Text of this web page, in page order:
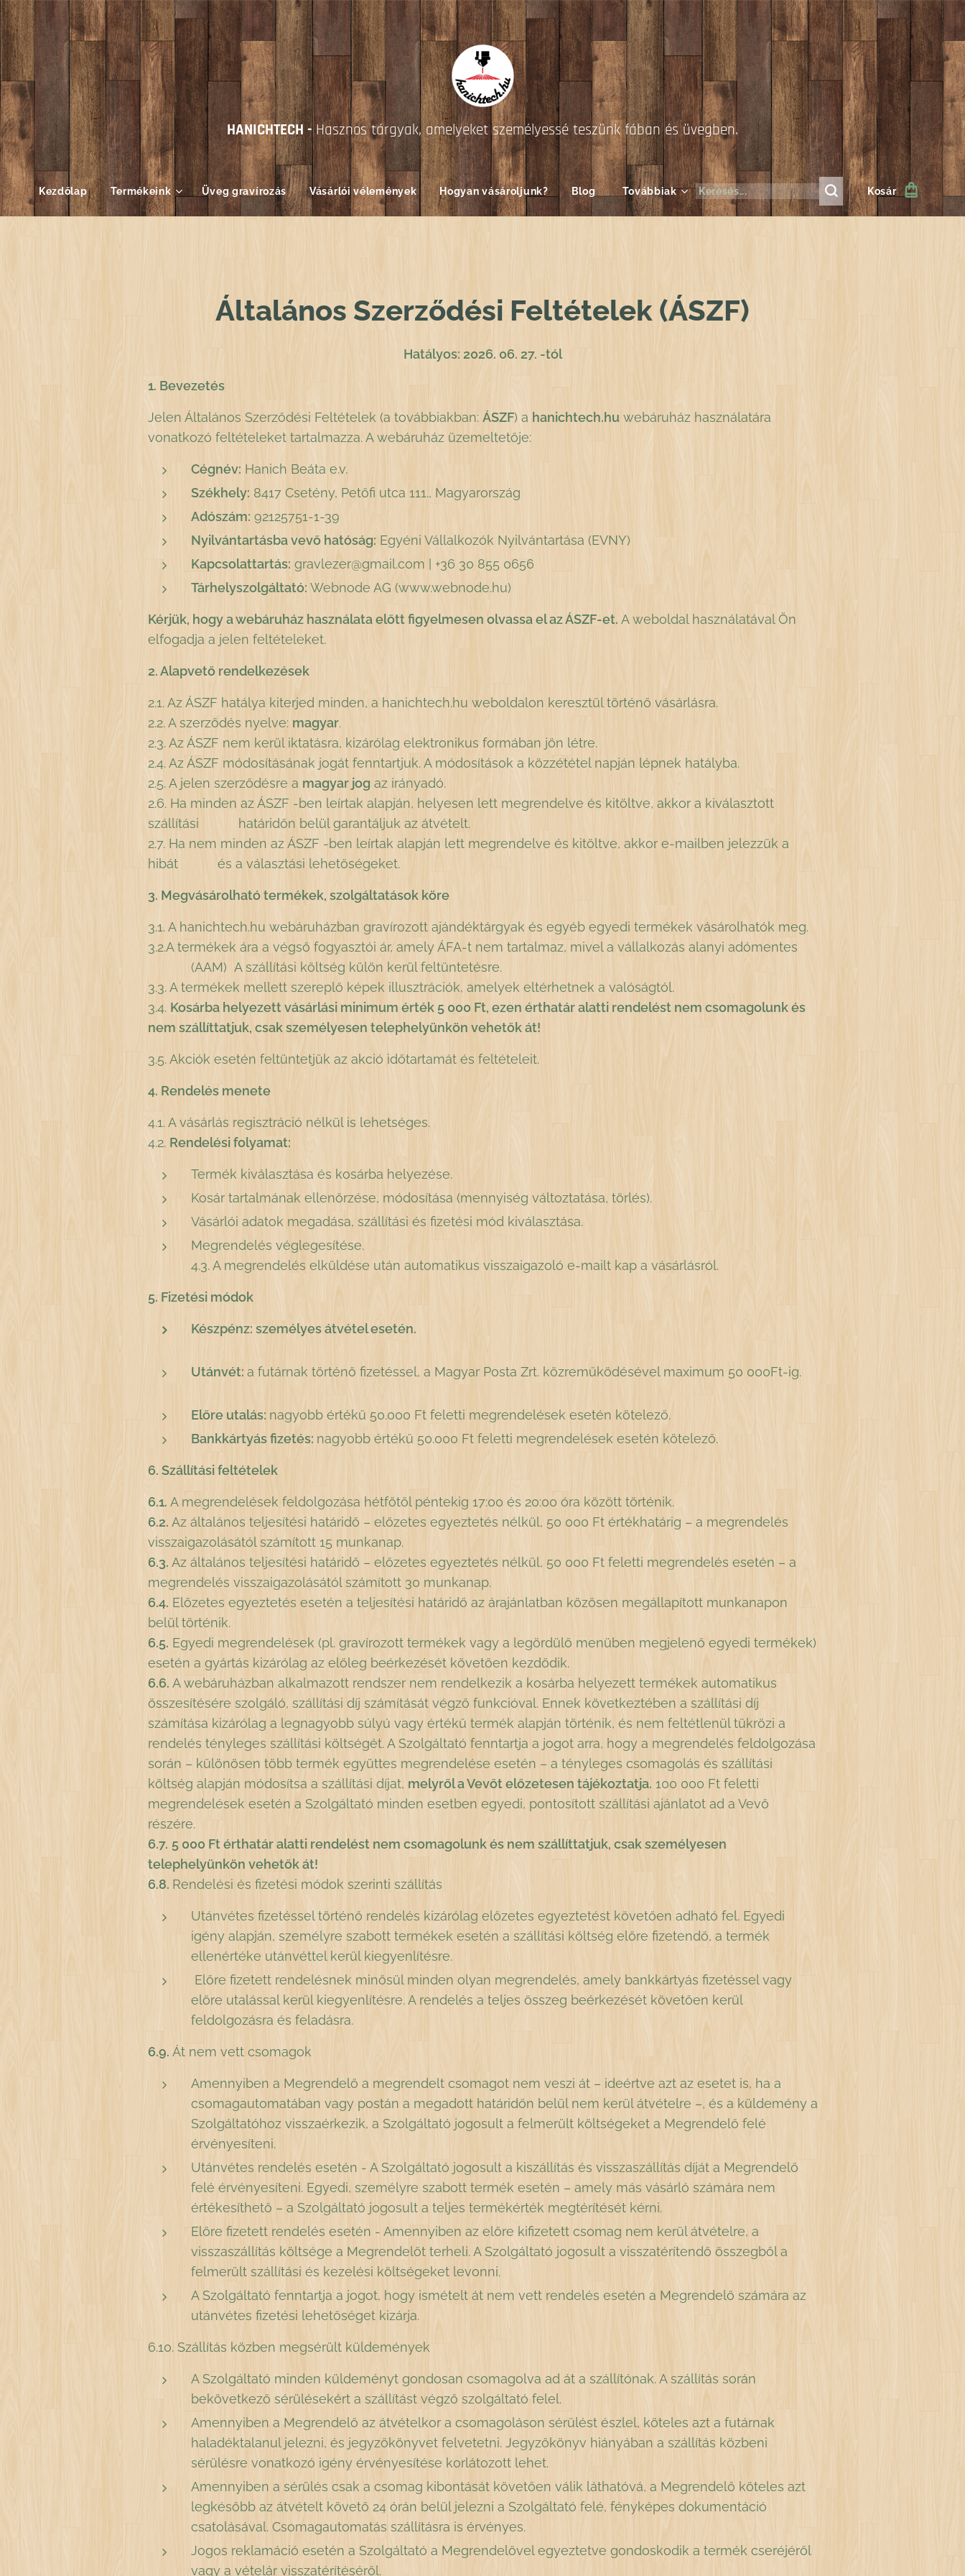
HANICHTECH -Hasznos tárgyak, amelyeket személyessé teszünk fában és üvegben.
Kezdőlap Termékeink Üveg gravírozás Vásárlói vélemények Hogyan vásároljunk? Blog Továbbiak Kosár
Általános Szerződési Feltételek (ÁSZF)
Hatályos: 2026. 06. 27. -tól
1. Bevezetés
Jelen Általános Szerződési Feltételek (a továbbiakban: ÁSZF) a hanichtech.hu webáruház használatára
vonatkozó feltételeket tartalmazza. A webáruház üzemeltetője:
Cégnév: Hanich Beáta e.v.
Székhely: 8417 Csetény, Petőfi utca 111., Magyarország
Adószám: 92125751-1-39
Nyilvántartásba vevő hatóság: Egyéni Vállalkozók Nyilvántartása (EVNY)
Kapcsolattartás: gravlezer@gmail.com | +36 30 855 0656
Tárhelyszolgáltató: Webnode AG (www.webnode.hu)
Kérjük, hogy a webáruház használata előtt figyelmesen olvassa el az ÁSZF-et. A weboldal használatával Ön
elfogadja a jelen feltételeket.
2. Alapvető rendelkezések
2.1. Az ÁSZF hatálya kiterjed minden, a hanichtech.hu weboldalon keresztül történő vásárlásra.
2.2. A szerződés nyelve:magyar.
2.3. Az ÁSZF nem kerül iktatásra, kizárólag elektronikus formában jön létre.
2.4. Az ÁSZF módosításának jogát fenntartjuk. A módosítások a közzététel napján lépnek hatályba.
2.5. A jelen szerződésre a magyar jog az irányadó.
2.6. Ha minden az ÁSZF -ben leírtak alapján, helyesen lett megrendelve és kitöltve, akkor a kiválasztott
szállítási határidőn belül garantáljuk az átvételt.
2.7. Ha nem minden az ÁSZF -ben leírtak alapján lett megrendelve és kitöltve, akkor e-mailben jelezzük a
hibát és a választási lehetőségeket.
3. Megvásárolható termékek, szolgáltatások köre
3.1. A hanichtech.hu webáruházban gravírozott ajándéktárgyak és egyéb egyedi termékek vásárolhatók meg.
3.2.A termékek ára a végső fogyasztói ár, amely ÁFA-t nem tartalmaz, mivel a vállalkozás alanyi adómentes
(AAM) A szállítási költség külön kerül feltüntetésre.
3.3. A termékek mellett szereplő képek illusztrációk, amelyek eltérhetnek a valóságtól.
3.4. Kosárba helyezett vásárlási minimum érték 5 000 Ft, ezen érthatár alatti rendelést nem csomagolunk és
nem szállíttatjuk, csak személyesen telephelyünkön vehetők át!
3.5. Akciók esetén feltüntetjük az akció időtartamát és feltételeit.
4. Rendelés menete
4.1. A vásárlás regisztráció nélkül is lehetséges.
4.2. Rendelési folyamat:
Termék kiválasztása és kosárba helyezése.
Kosár tartalmának ellenőrzése, módosítása (mennyiség változtatása, törlés).
Vásárlói adatok megadása, szállítási és fizetési mód kiválasztása.
Megrendelés véglegesítése.
4.3. A megrendelés elküldése után automatikus visszaigazoló e-mailt kap a vásárlásról.
5. Fizetési módok
Készpénz: személyes átvétel esetén.
Utánvét: a futárnak történő fizetéssel, a Magyar Posta Zrt. közreműködésével maximum 50 000Ft-ig.
Előre utalás: nagyobb értékű 50.000 Ft feletti megrendelések esetén kötelező.
Bankkártyás fizetés: nagyobb értékű 50.000 Ft feletti megrendelések esetén kötelező.
6. Szállítási feltételek
6.1. A megrendelések feldolgozása hétfőtől péntekig 17:00 és 20:00 óra között történik.
6.2. Az általános teljesítési határidő – előzetes egyeztetés nélkül, 50 000 Ft értékhatárig – a megrendelés
visszaigazolásától számított 15 munkanap.
6.3. Az általános teljesítési határidő – előzetes egyeztetés nélkül, 50 000 Ft feletti megrendelés esetén – a
megrendelés visszaigazolásától számított 30 munkanap.
6.4. Előzetes egyeztetés esetén a teljesítési határidő az árajánlatban közösen megállapított munkanapon
belül történik.
6.5. Egyedi megrendelések (pl. gravírozott termékek vagy a legördülő menüben megjelenő egyedi termékek)
esetén a gyártás kizárólag az előleg beérkezését követően kezdődik.
6.6. A webáruházban alkalmazott rendszer nem rendelkezik a kosárba helyezett termékek automatikus
összesítésére szolgáló, szállítási díj számítását végző funkcióval. Ennek következtében a szállítási díj
számítása kizárólag a legnagyobb súlyú vagy értékű termék alapján történik, és nem feltétlenül tükrözi a
rendelés tényleges szállítási költségét. A Szolgáltató fenntartja a jogot arra, hogy a megrendelés feldolgozása
során – különösen több termék együttes megrendelése esetén – a tényleges csomagolás és szállítási
költség alapján módosítsa a szállítási díjat, melyről a Vevőt előzetesen tájékoztatja. 100 000 Ft feletti
megrendelések esetén a Szolgáltató minden esetben egyedi, pontosított szállítási ajánlatot ad a Vevő
részére.
6.7. 5 000 Ft érthatár alatti rendelést nem csomagolunk és nem szállíttatjuk, csak személyesen
telephelyünkön vehetők át!
6.8. Rendelési és fizetési módok szerinti szállítás
Utánvétes fizetéssel történő rendelés kizárólag előzetes egyeztetést követően adható fel. Egyedi
igény alapján, személyre szabott termékek esetén a szállítási költség előre fizetendő, a termék
ellenértéke utánvéttel kerül kiegyenlítésre.
Előre fizetett rendelésnek minősül minden olyan megrendelés, amely bankkártyás fizetéssel vagy
előre utalással kerül kiegyenlítésre. A rendelés a teljes összeg beérkezését követően kerül
feldolgozásra és feladásra.
6.9. Át nem vett csomagok
Amennyiben a Megrendelő a megrendelt csomagot nem veszi át – ideértve azt az esetet is, ha a
csomagautomatában vagy postán a megadott határidőn belül nem kerül átvételre –, és a küldemény a
Szolgáltatóhoz visszaérkezik, a Szolgáltató jogosult a felmerült költségeket a Megrendelő felé
érvényesíteni.
Utánvétes rendelés esetén - A Szolgáltató jogosult a kiszállítás és visszaszállítás díját a Megrendelő
felé érvényesíteni. Egyedi, személyre szabott termék esetén – amely más vásárló számára nem
értékesíthető – a Szolgáltató jogosult a teljes termékérték megtérítését kérni.
Előre fizetett rendelés esetén - Amennyiben az előre kifizetett csomag nem kerül átvételre, a
visszaszállítás költsége a Megrendelőt terheli. A Szolgáltató jogosult a visszatérítendő összegből a
felmerült szállítási és kezelési költségeket levonni.
A Szolgáltató fenntartja a jogot, hogy ismételt át nem vett rendelés esetén a Megrendelő számára az
utánvétes fizetési lehetőséget kizárja.
6.10. Szállítás közben megsérült küldemények
A Szolgáltató minden küldeményt gondosan csomagolva ad át a szállítónak. A szállítás során
bekövetkező sérülésekért a szállítást végző szolgáltató felel.
Amennyiben a Megrendelő az átvételkor a csomagoláson sérülést észlel, köteles azt a futárnak
haladéktalanul jelezni, és jegyzőkönyvet felvetetni. Jegyzőkönyv hiányában a szállítás közbeni
sérülésre vonatkozó igény érvényesítése korlátozott lehet.
Amennyiben a sérülés csak a csomag kibontását követően válik láthatóvá, a Megrendelő köteles azt
legkésőbb az átvételt követő 24 órán belül jelezni a Szolgáltató felé, fényképes dokumentáció
csatolásával. Csomagautomatás szállításra is érvényes.
Jogos reklamáció esetén a Szolgáltató a Megrendelővel egyeztetve gondoskodik a termék cseréjéről
vagy a vételár visszatérítéséről.